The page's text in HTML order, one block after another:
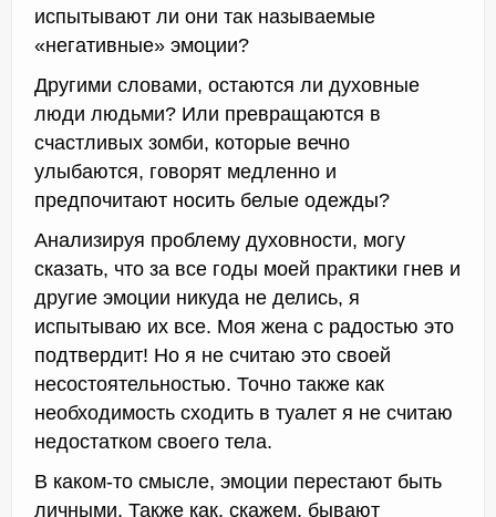
испытывают ли они так называемые
«негативные» эмоции?
Другими словами, остаются ли духовные
люди людьми? Или превращаются в
счастливых зомби, которые вечно
улыбаются, говорят медленно и
предпочитают носить белые одежды?
Анализируя проблему духовности, могу
сказать, что за все годы моей практики гнев и
другие эмоции никуда не делись, я
испытываю их все. Моя жена с радостью это
подтвердит! Но я не считаю это своей
несостоятельностью. Точно также как
необходимость сходить в туалет я не считаю
недостатком своего тела.
В каком-то смысле, эмоции перестают быть
личными. Также как, скажем, бывают